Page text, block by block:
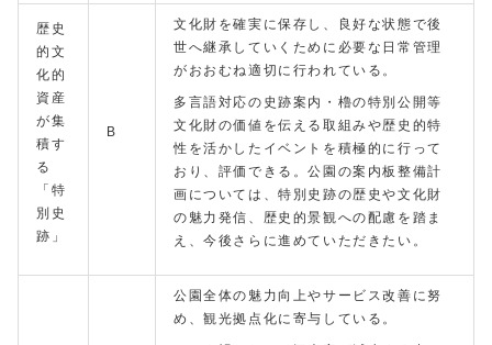
歴史
的文
化的
資産
が集
積す
る
「特
別史
跡」
B
文化財を確実に保存し、良好な状態で後
世へ継承していくために必要な日常管理
がおおむね適切に行われている。
多言語対応の史跡案内・櫓の特別公開等
文化財の価値を伝える取組みや歴史的特
性を活かしたイベントを積極的に行って
おり、評価できる。公園の案内板整備計
画については、特別史跡の歴史や文化財
の魅力発信、歴史的景観への配慮を踏ま
え、今後さらに進めていただきたい。
公園全体の魅力向上やサービス改善に努
め、観光拠点化に寄与している。